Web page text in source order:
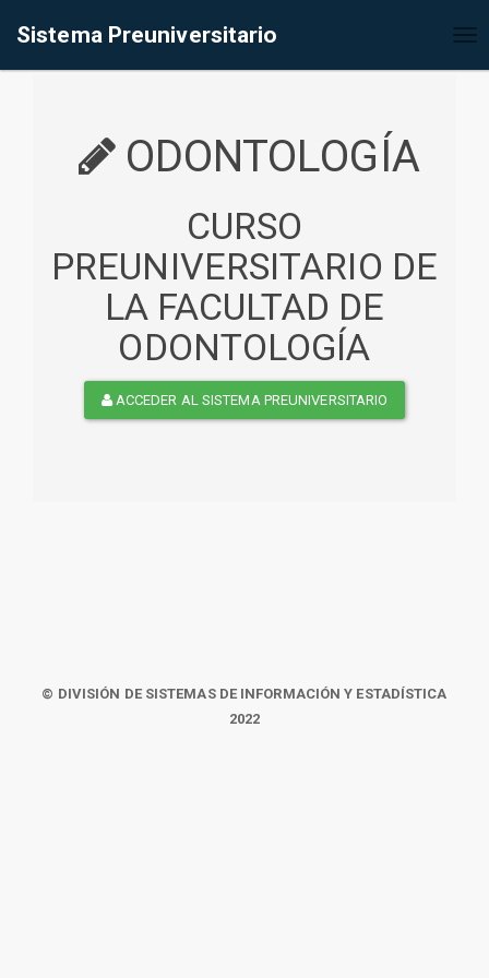
Sistema Preuniversitario
ODONTOLOGÍA
CURSO
PREUNIVERSITARIO DE
LA FACULTAD DE
ODONTOLOGÍA
ACCEDER AL SISTEMA PREUNIVERSITARIO
© DIVISIÓN DE SISTEMAS DE INFORMACIÓN Y ESTADÍSTICA
2022